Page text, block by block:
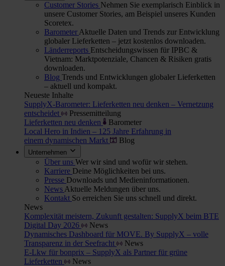
Customer Stories Nehmen Sie exemplarisch Einblick in
unsere Customer Stories, am Beispiel unseres Kunden
Scoretex.
Barometer Aktuelle Daten und Trends zur Entwicklung
globaler Lieferketten – jetzt kostenlos downloaden.
Länderreports Entscheidungswissen für IPBC &
Vietnam: Marktpotenziale, Chancen & Risiken gratis
downloaden.
Blog Trends und Entwicklungen globaler Lieferketten
– aktuell und kompakt.
Neueste Inhalte
SupplyX-Barometer: Lieferketten neu denken – Vernetzung
entscheidet
Pressemitteilung
Lieferketten neu denken
Barometer
Local Hero in Indien – 125 Jahre Erfahrung in
einem dynamischen Markt
Blog
Unternehmen
Über uns Wer wir sind und wofür wir stehen.
Karriere Deine Möglichkeiten bei uns.
Presse Downloads und Medieninformationen.
News Aktuelle Meldungen über uns.
Kontakt So erreichen Sie uns schnell und direkt.
News
Komplexität meistern, Zukunft gestalten: SupplyX beim BTE
Digital Day 2026
News
Dynamisches Dashboard für MOVE. By SupplyX – volle
Transparenz in der Seefracht
News
E-Lkw für bonprix – SupplyX als Partner für grüne
Lieferketten
News